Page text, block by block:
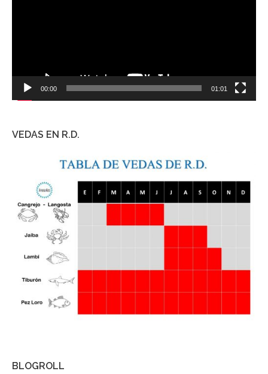
00:00 01:01
VEDAS EN R.D.
BLOGROLL